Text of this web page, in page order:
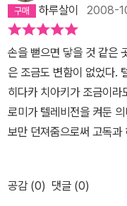
을 위해 우는 거이 아니라,
애당초 정해져 있는 결론
속에서는 히구치 메구미
나쁜 짓을 저지른 건 아니
리고 말았으니까. 그렇지
야. 그렇지만 그것도 인수
버리겠지.' (중략) '그런 것
는 것은 피해자뿐이고, 나
(421pg)
인은 왜 우리에게 왜 이런
무도 그 이유를 몰라. 별것
도 눈을 부라리며 수사를
니까. 그걸 아는 사람은 나
은 사건도 누군가 인수분
거야. 범인을 비난하고 분
해 우는 것이 아니라, 인간
초 정해져 있는 결론에 이
서는 히구치 메구미도 가
하루살이 2008-
손을 뻗으면 닿을 것 같은
은 조금도 변함이 없었다.
히다카 치아키가 조금이라
로미가 텔레비전을 켜둔
보만 던져줌으로써 고독과
인간이 자신에 대해서나
확인하는 곳이고, 그런 자
공감 (0) 댓글 (0)